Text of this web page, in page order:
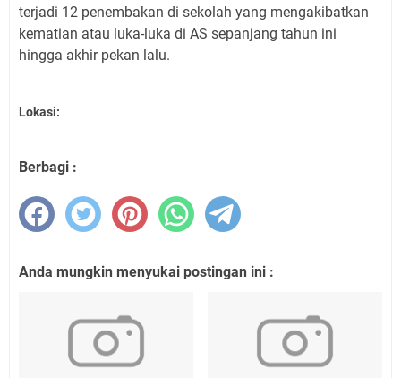
terjadi 12 penembakan di sekolah yang mengakibatkan
kematian atau luka-luka di AS sepanjang tahun ini
hingga akhir pekan lalu.
Lokasi:
Berbagi :
Anda mungkin menyukai postingan ini :